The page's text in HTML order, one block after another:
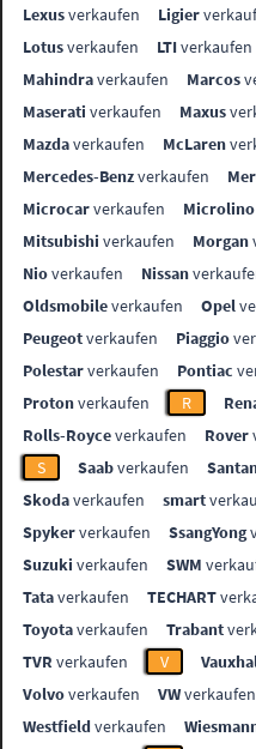
Lexusverkaufen Ligier
Lotusverkaufen LTIverkaufen
Mahindraverkaufen Marcos
Maserati verkaufen Maxus
Mazdaverkaufen McLaren
Mercedes-Benzverkaufen
Microcarverkaufen Microlino
Mitsubishi verkaufen Morgan
Nioverkaufen Nissan
Oldsmobileverkaufen Opel
Peugeotverkaufen Piaggio
Polestarverkaufen Pontiac
Protonverkaufen R
Rolls-Royceverkaufen Rover
S
Saabverkaufen
Skodaverkaufen smart
Spykerverkaufen SsangYong
Suzuki verkaufen SWM
Tataverkaufen TECHART
Toyotaverkaufen Trabant
TVR verkaufen V
Volvoverkaufen VWverkaufen
Westfieldverkaufen